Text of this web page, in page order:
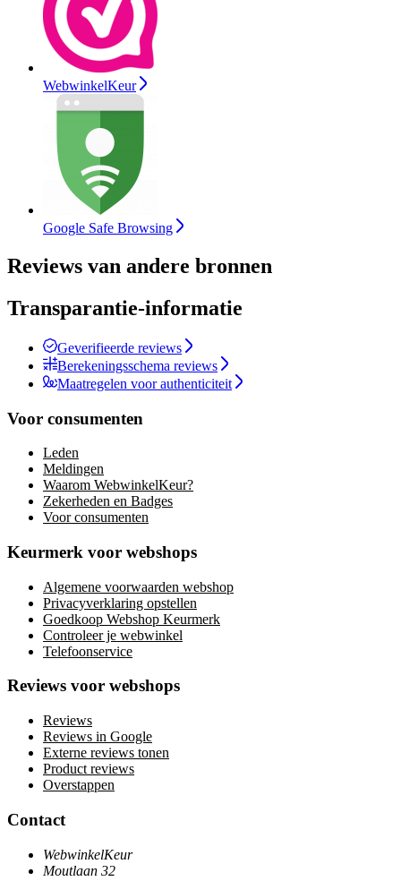
WebwinkelKeur
Google Safe Browsing
Reviews van andere bronnen
Transparantie-informatie
Geverifieerde reviews
Berekeningsschema reviews
Maatregelen voor authenticiteit
Voor consumenten
Leden
Meldingen
Waarom WebwinkelKeur?
Zekerheden en Badges
Voor consumenten
Keurmerk voor webshops
Algemene voorwaarden webshop
Privacyverklaring opstellen
Goedkoop Webshop Keurmerk
Controleer je webwinkel
Telefoonservice
Reviews voor webshops
Reviews
Reviews in Google
Externe reviews tonen
Product reviews
Overstappen
Contact
WebwinkelKeur
Moutlaan 32